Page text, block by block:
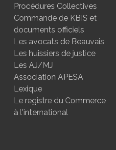
Procédures Collectives
Commande de KBIS et
documents officiels
Les avocats de Beauvais
Les huissiers de justice
Les AJ/MJ
Association APESA
Lexique
Le registre du Commerce
à l'international